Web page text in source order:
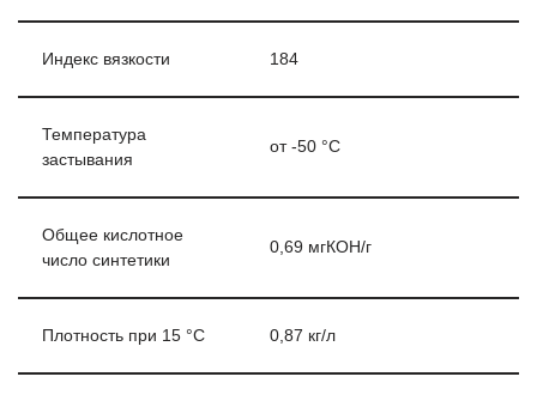
Индекс вязкости 184
Температура
застывания
от -50 °С
Общее кислотное
число синтетики
0,69 мгКОН/г
Плотность при 15 °С 0,87 кг/л